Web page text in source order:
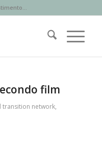
film
transition network,